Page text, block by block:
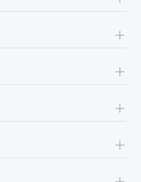
+
+
+
+